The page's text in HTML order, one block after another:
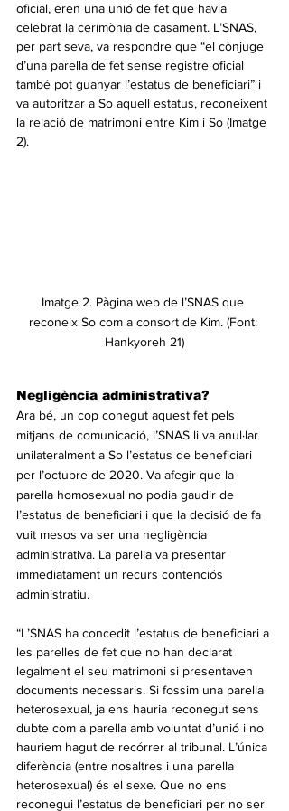
oficial, eren una unió de fet que havia
celebrat la cerimònia de casament. L’SNAS,
per part seva, va respondre que “el cònjuge
d’una parella de fet sense registre oficial
també pot guanyar l’estatus de beneficiari” i
va autoritzar a So aquell estatus, reconeixent
la relació de matrimoni entre Kim i So (Imatge
2).
Imatge 2. Pàgina web de l’SNAS que
reconeix So com a consort de Kim. (Font:
Hankyoreh 21)
Negligència administrativa?
Ara bé, un cop conegut aquest fet pels
mitjans de comunicació, l’SNAS li va anul·lar
unilateralment a So l’estatus de beneficiari
per l’octubre de 2020. Va afegir que la
parella homosexual no podia gaudir de
l’estatus de beneficiari i que la decisió de fa
vuit mesos va ser una negligència
administrativa. La parella va presentar
immediatament un recurs contenciós
administratiu.
“L’SNAS ha concedit l’estatus de beneficiari a
les parelles de fet que no han declarat
legalment el seu matrimoni si presentaven
documents necessaris. Si fossim una parella
heterosexual, ja ens hauria reconegut sens
dubte com a parella amb voluntat d’unió i no
hauriem hagut de recórrer al tribunal. L’única
diferència (entre nosaltres i una parella
heterosexual) és el sexe. Que no ens
reconegui l’estatus de beneficiari per no ser